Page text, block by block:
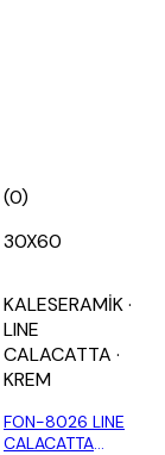
(0)
30X60
KALESERAMİK·
LINE
CALACATTA ·
KREM
FON-8026 LINE
CALACATTA